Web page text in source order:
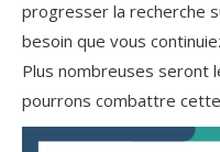
progresser la recherche
besoin que vous
Plus nombreuses seront
pourrons combattre